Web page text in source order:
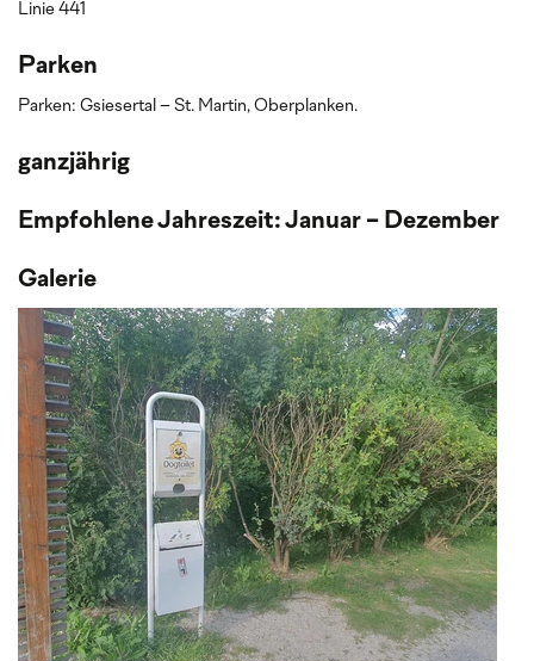
Linie 441
Parken
Parken: Gsiesertal – St. Martin, Oberplanken.
ganzjährig
Empfohlene Jahreszeit: Januar - Dezember
Galerie